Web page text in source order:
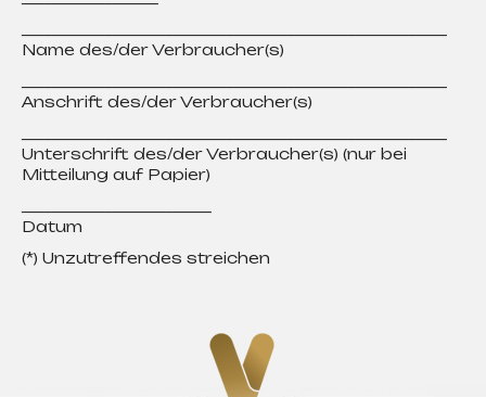
Name des/der Verbraucher(s)
Anschrift des/der Verbraucher(s)
Unterschrift des/der Verbraucher(s) (nur bei
Mitteilung auf Papier)
Datum
(*) Unzutreffendes streichen